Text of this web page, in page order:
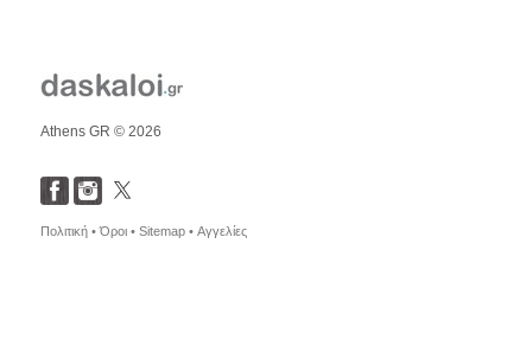
Athens GR © 2026
Πολιτική •Όροι • Sitemap • Αγγελίες